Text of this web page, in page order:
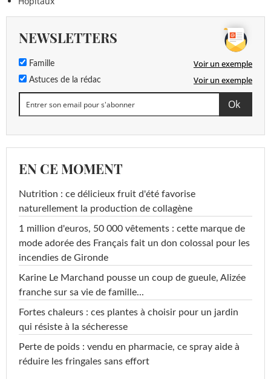
NEWSLETTERS
Famille Voir un exemple
Astuces de la rédac Voir un exemple
EN CE MOMENT
Nutrition : ce délicieux fruit d'été favorise
naturellement la production de collagène
1 million d'euros, 50 000 vêtements : cette marque de
mode adorée des Français fait un don colossal pour les
incendies de Gironde
Karine Le Marchand pousse un coup de gueule, Alizée
franche sur sa vie de famille...
Fortes chaleurs : ces plantes à choisir pour un jardin
qui résiste à la sécheresse
Perte de poids : vendu en pharmacie, ce spray aide à
réduire les fringales sans effort